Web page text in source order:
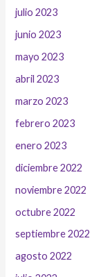
julio 2023
junio 2023
mayo 2023
abril 2023
marzo 2023
febrero 2023
enero 2023
diciembre 2022
noviembre 2022
octubre 2022
septiembre 2022
agosto 2022